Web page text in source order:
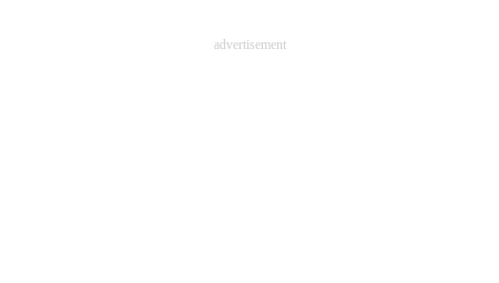
ビジネスと働き方のヒント
advertisement